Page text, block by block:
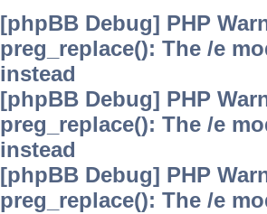
[phpBB Debug] PHP
preg_replace(): The /e
instead
[phpBB Debug] PHP
preg_replace(): The /e
instead
[phpBB Debug] PHP
preg_replace(): The /e